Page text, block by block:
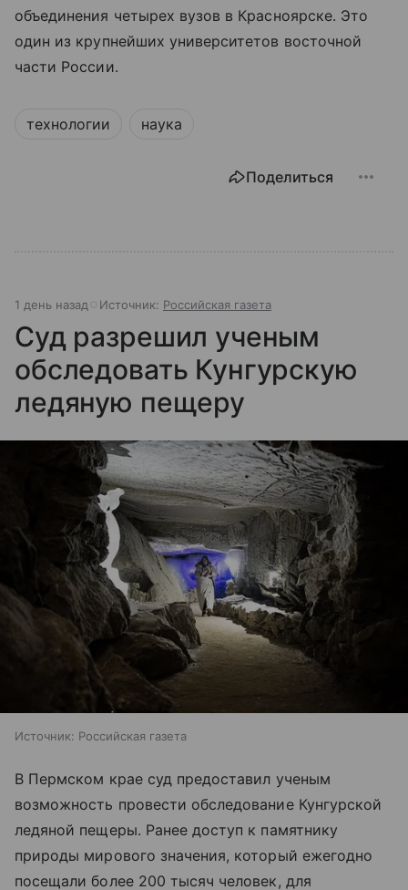
объединения четырех вузов в Красноярске. Это
один из крупнейших университетов восточной
части России.
технологии наука
Поделиться
1 день назад Источник: Российская газета
Суд разрешил ученым
обследовать Кунгурскую
ледяную пещеру
Источник: Российская газета
В Пермском крае суд предоставил ученым
возможность провести обследование Кунгурской
ледяной пещеры. Ранее доступ к памятнику
природы мирового значения, который ежегодно
посещали более 200 тысяч человек, для